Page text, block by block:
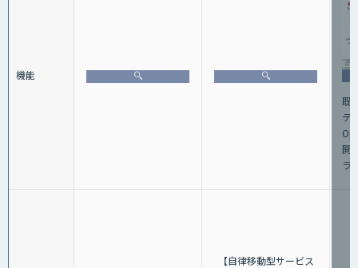
機能
既
テ
開
ラ
【自律移動型サービス